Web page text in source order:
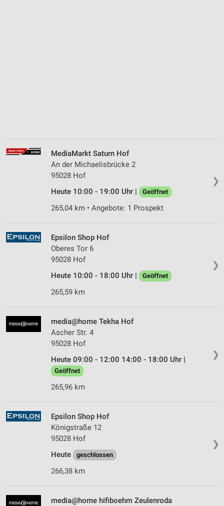
❯
MediaMarkt Saturn Hof
An der Michaelisbrücke 2
95028 Hof
Heute 10:00 - 19:00 Uhr |
Geöffnet
265,04 km • Angebote: 1 Prospekt
❯
Epsilon Shop Hof
Oberes Tor 6
95028 Hof
Heute 10:00 - 18:00 Uhr |
Geöffnet
265,59 km
❯
media@home Tekha Hof
Ascher Str. 4
95028 Hof
Heute 09:00 - 12:00 14:00 - 18:00 Uhr |
Geöffnet
265,96 km
❯
Epsilon Shop Hof
Königstraße 12
95028 Hof
Heute
geschlossen
266,38 km
media@home hifiboehm Zeulenroda